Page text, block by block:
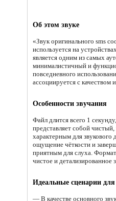
Об этом звуке
«Звук оригинального sms
используется на
является одним из самых
минималистичный и
повседневного
ассоциируется с качеством
Особенности звучания
Файл длится всего 1
представляет собой
характерным для звукового
ощущение чёткости и
приятным для слуха.
чистое и детализированное
Идеальные сценарии
— В качестве основного